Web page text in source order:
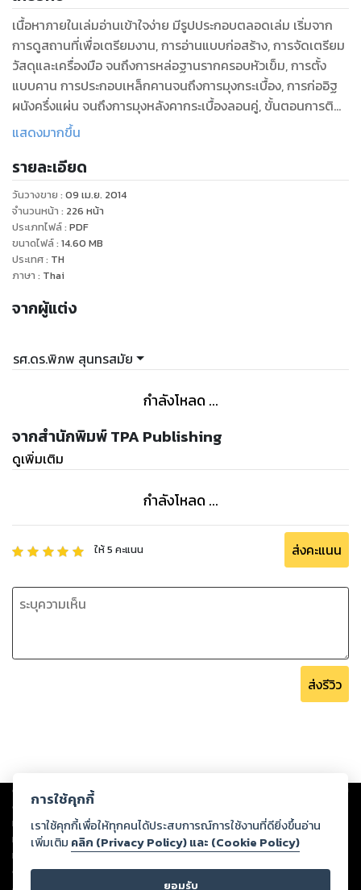
เนื้อหาภายในเล่มอ่านเข้าใจง่าย มีรูปประกอบตลอดเล่ม เริ่มจาก
การดูสถานที่เพื่อเตรียมงาน, การอ่านแบบก่อสร้าง, การจัดเตรียม
วัสดุและเครื่องมือ จนถึงการหล่อฐานรากครอบหัวเข็ม, การตั้ง
แบบคาน การประกอบเหล็กคานจนถึงการมุงกระเบื้อง, การก่ออิฐ
ผนังครึ่งแผ่น จนถึงการมุงหลังคากระเบื้องลอนคู่, ขั้นตอนการติด
ตั้งระบบน้ำเข้าออกและเครื่องสุขภัณฑ์, บ่อเกรอะและบ่อซึม จนถึง
แสดงมากขึ้น
รายละเอียด
วันวางขาย : 09 เม.ย. 2014
จำนวนหน้า : 226 หน้า
ประเภทไฟล์: PDF
ขนาดไฟล์: 14.60 MB
ประเทศ: TH
ภาษา : Thai
จากผู้แต่ง
รศ.ดร.พิภพ สุนทรสมัย
กำลังโหลด ...
จากสำนักพิมพ์ TPA Publishing
ดูเพิ่มเติม
กำลังโหลด ...
ให้5 คะแนน ส่งคะแนน
ส่งรีวิว
Copyright © 2026
ต่อผลงานหรือเนื้อหาใดที่อัปโหลดผ่านเว็บไซต์และปรากฏว่าละเมิดสิทธิใน
ทรัพย์สินทางปัญญาของบุคคลอื่นหรือขัดต่อกฎหมายและศีลธรรม ดังนั้น ผู้อ่าน
ทุกท่านโปรดใช้วิจารณญาณในการกลั่นกรองด้วยตนเอง และหากท่านพบว่าส่วน
หนึ่งส่วนใดขัดต่อกฎหมายและศีลธรรม กรุณาแจ้งมายังบริษัท เพื่อทีมงานจะได้
ดำเนินการในทันที ทั้งนี้ ทางสตอรี่ล็อกขอสงวนลิขสิทธิ์ตามพระราชบัญญัติ
การใช้คุกกี้
เราใช้คุกกี้เพื่อให้ทุกคนได้ประสบการณ์การใช้งานที่ดียิ่งขึ้นอ่าน
เพิ่มเติม คลิก (Privacy Policy) และ (Cookie Policy)
ยอมรับ